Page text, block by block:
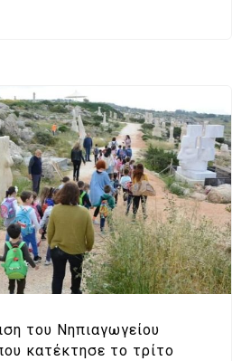
του Νηπιαγωγείου
κατέκτησε το τρίτο